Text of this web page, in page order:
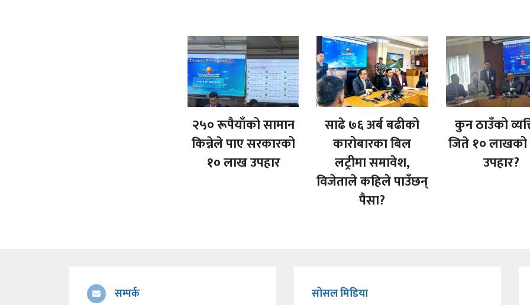
२५० रूपैयाँको सामान
किन्नेले पाए सरकारको
१० लाख उपहार
साढे ७६ अर्ब बढीको
कारोबारका बिल
लट्रीमा समावेश,
विजेताले कहिले पाउँछन्
पैसा?
कुन ठाउँको
जिते १० लाखको
उपहार?
सम्पर्क सोसल मिडिया